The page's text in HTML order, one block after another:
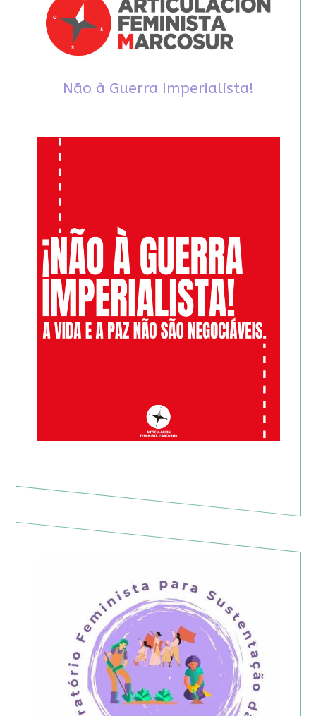
Não à Guerra Imperialista!